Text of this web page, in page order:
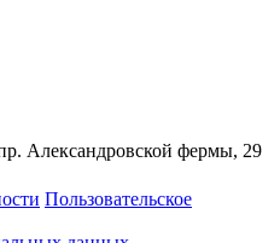
Александровской фермы, 29
Пользовательское